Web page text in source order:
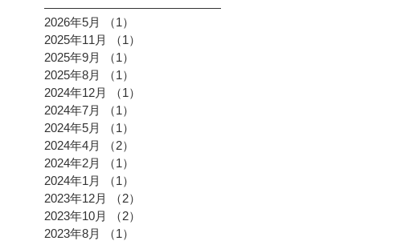
2026年5月 （1）
2025年11月
（1）
2025年9月
（1）
2025年8月
（1）
2024年12月
（1）
2024年7月
（1）
2024年5月
（1）
2024年4月
（2）
2024年2月
（1）
2024年1月
（1）
2023年12月
（2）
2023年10月
（2）
2023年8月
（1）